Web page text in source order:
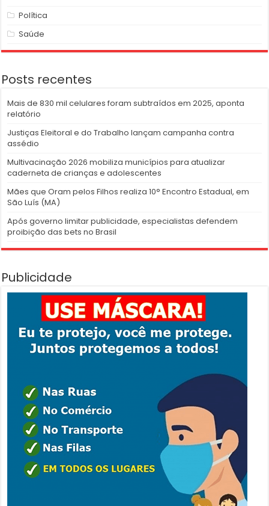
Política
Saúde
Posts recentes
Mais de 830 mil celulares foram subtraídos em 2025, aponta
relatório
Justiças Eleitoral e do Trabalho lançam campanha contra
assédio
Multivacinação 2026 mobiliza municípios para atualizar
caderneta de crianças e adolescentes
Mães que Oram pelos Filhos realiza 10° Encontro Estadual, em
São Luís (MA)
Após governo limitar publicidade, especialistas defendem
proibição das bets no Brasil
Publicidade